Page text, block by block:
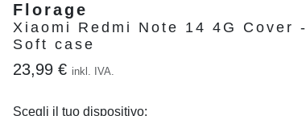
Florage
Xiaomi Redmi Note 14 4G Cover -
Soft case
23,99 € inkl. IVA.
Scegli il tuo dispositivo: